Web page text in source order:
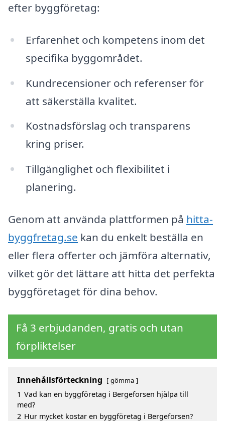
efter byggföretag:
Erfarenhet och kompetens inom det
specifika byggområdet.
Kundrecensioner och referenser för
att säkerställa kvalitet.
Kostnadsförslag och transparens
kring priser.
Tillgänglighet och flexibilitet i
planering.
Genom att använda plattformen på hitta-
byggfretag.se kan du enkelt beställa en
eller flera offerter och jämföra alternativ,
vilket gör det lättare att hitta det perfekta
byggföretaget för dina behov.
Få 3 erbjudanden, gratis och utan
förpliktelser
Innehållsförteckning gömma
1 Vad kan en byggföretag i Bergeforsen hjälpa till
med?
2 Hur mycket kostar en byggföretag i Bergeforsen?